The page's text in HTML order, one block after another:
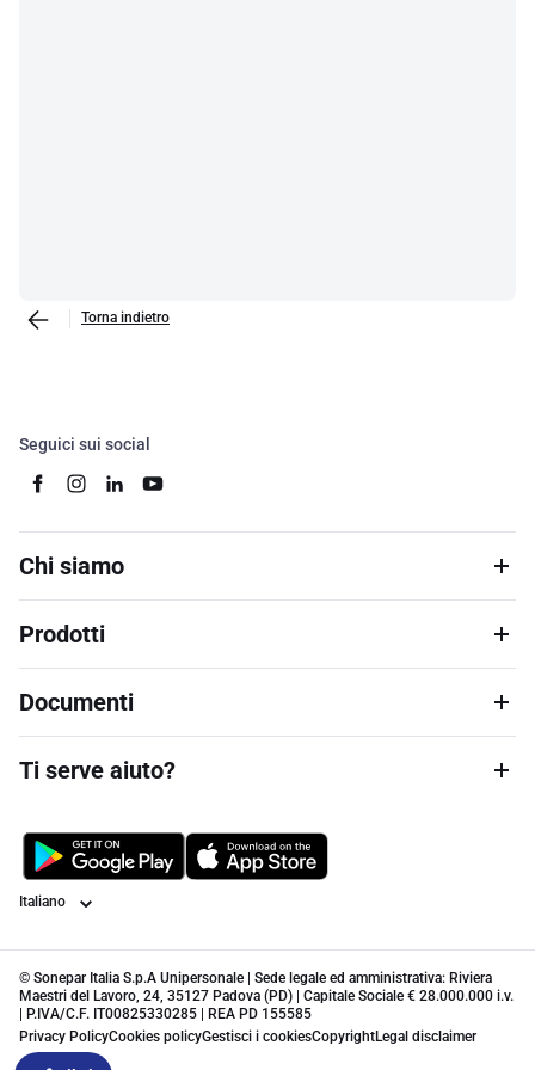
Torna indietro
Seguici sui social
Chi siamo
Prodotti
Documenti
Ti serve aiuto?
Lingua
© Sonepar Italia S.p.A Unipersonale | Sede legale ed amministrativa: Riviera
Maestri del Lavoro, 24, 35127 Padova (PD) | Capitale Sociale € 28.000.000 i.v.
| P.IVA/C.F. IT00825330285 | REA PD 155585
Privacy PolicyCookies policyGestisci i cookiesCopyrightLegal disclaimer